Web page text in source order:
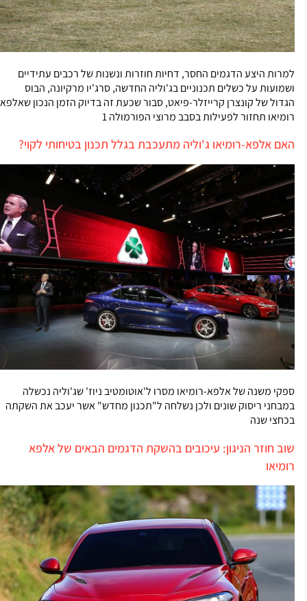
למרות היצע הדגמים החסר, דחיות חוזרות ונשנות של רכבים עתידיים
ושמועות על כשלים תכנוניים בג'וליה החדשה, סרג'יו מרקיונה, הבוס
הגדול של קונצרן קרייזלר-פיאט, סבור שכעת זה בדיוק הזמן הנכון שאלפא
רומיאו תחזור לפעילות בסבב מרוצי הפורמולה 1
האם אלפא-רומיאו ג'וליה מתעכבת בגלל תכנון בטיחותי לקוי?
ספקי משנה של אלפא-רומיאו מסרו ל'אוטומטיב ניוז' שג'וליה נכשלה
במבחני ריסוק שונים ולכן נשלחה ל"תכנון מחדש" אשר יעכב את השקתה
בכחצי שנה
שוב חוזר הניגון: עיכובים בהשקת הדגמים הבאים של אלפא
רומיאו